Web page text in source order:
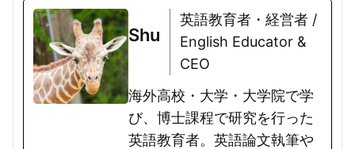
Shu
英語教育者・経営者 /
English Educator &
CEO
海外高校・大学・大学院で学
び、博士課程で研究を行った
英語教育者。英語論文執筆や